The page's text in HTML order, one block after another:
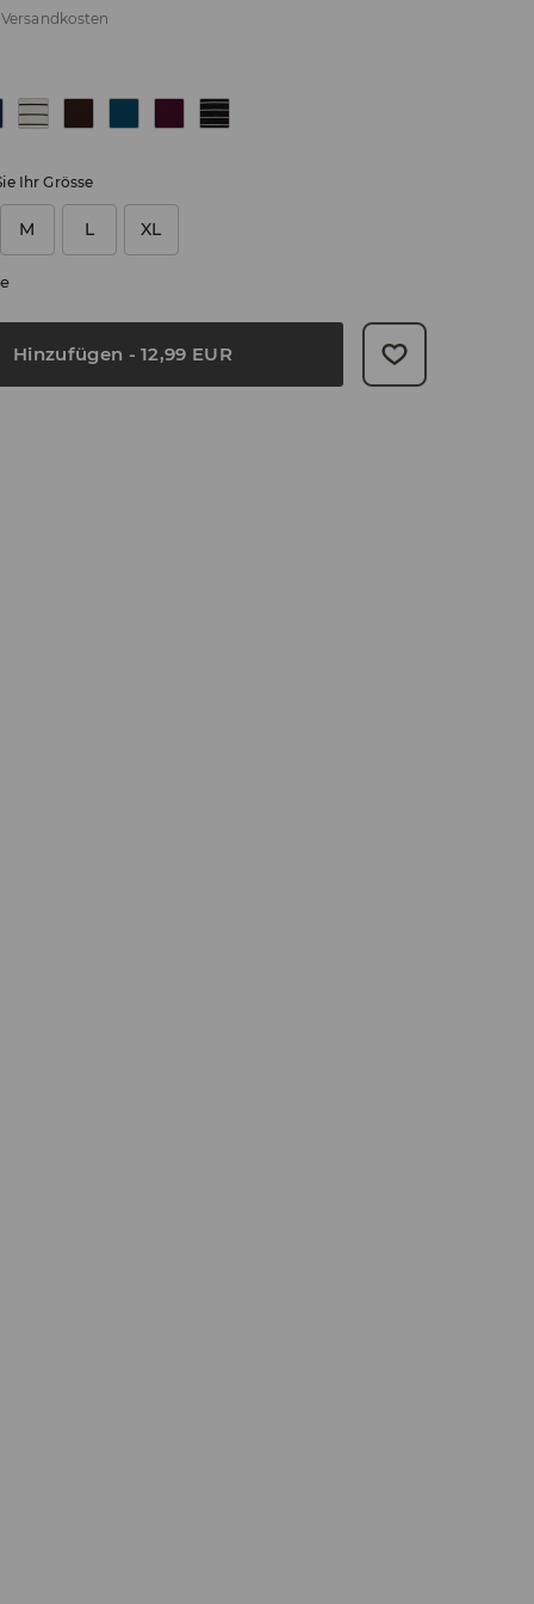
Versandkosten
Ihr Grösse
M L XL
Hinzufügen -12,99 EUR